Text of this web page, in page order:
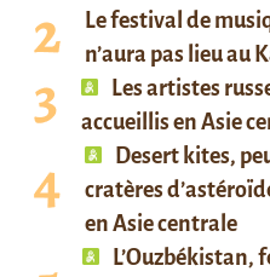
Le festival de
n’aura pas lieu au
Les artistes
accueillis en Asie
Desert kites,
cratères
en Asie centrale
L’Ouzbékistan,